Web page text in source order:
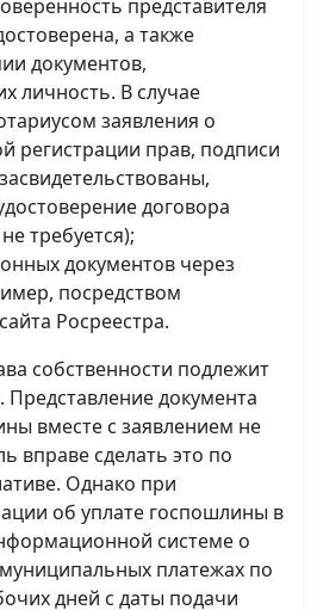
представителя
а также
документов,
личность. В случае
заявления о
регистрации прав, подписи
договора
требуется);
документов через
посредством
Росреестра.
собственности подлежит
Представление документа
вместе с заявлением не
вправе сделать это по
Однако при
об уплате госпошлины в
системе о
платежах по
дней с даты подачи